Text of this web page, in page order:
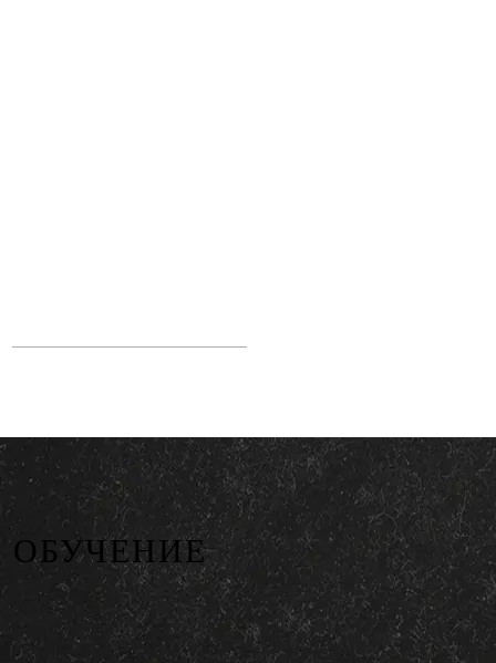
ОБУЧЕНИЕ